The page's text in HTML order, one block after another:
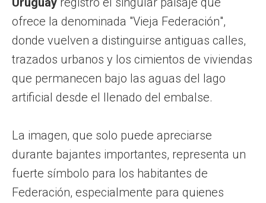
ofrece la denominada "Vieja Federación",
donde vuelven a distinguirse antiguas calles,
trazados urbanos y los cimientos de viviendas
que permanecen bajo las aguas del lago
artificial desde el llenado del embalse.
La imagen, que solo puede apreciarse
durante bajantes importantes, representa un
fuerte símbolo para los habitantes de
Federación, especialmente para quienes